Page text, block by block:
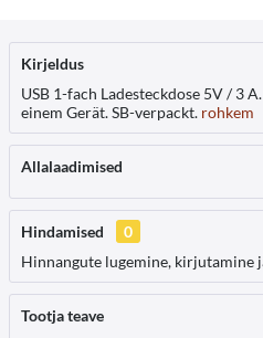
Kirjeldus
USB 1-fach Ladesteckdose 5V / 3
einem Gerät. SB-verpackt. rohkem
Allalaadimised
Hindamised
0
Hinnangute lugemine, kirjutamine
Tootja teave